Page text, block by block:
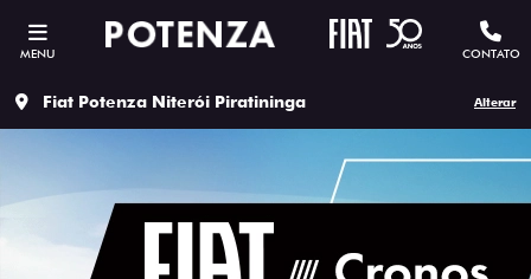
MENU CONTATO
Fiat Potenza Niterói Piratininga Alterar